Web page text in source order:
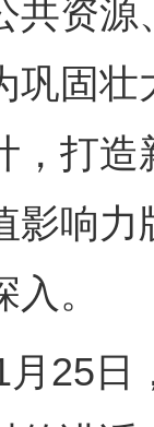
共资
巩固
，打
影响
。
日，